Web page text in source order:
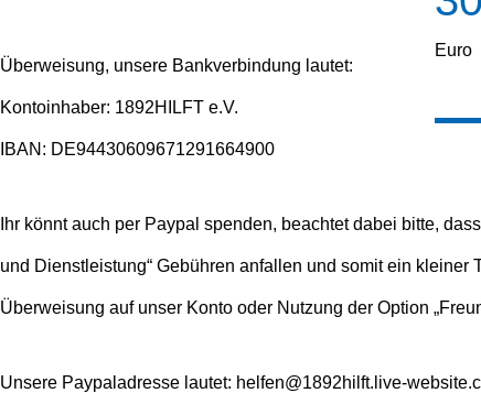
Überweisung, unsere Bankverbindung lautet:
Kontoinhaber: 1892HILFT e.V.
IBAN: DE94430609671291664900
Euro
Ihr könnt auch per Paypal spenden, beachtet dabei bitte,
und Dienstleistung“ Gebühren anfallen und somit ein kleiner
Überweisung auf unser Konto oder Nutzung der Option
Unsere Paypaladresse lautet: helfen@1892hilft.live-